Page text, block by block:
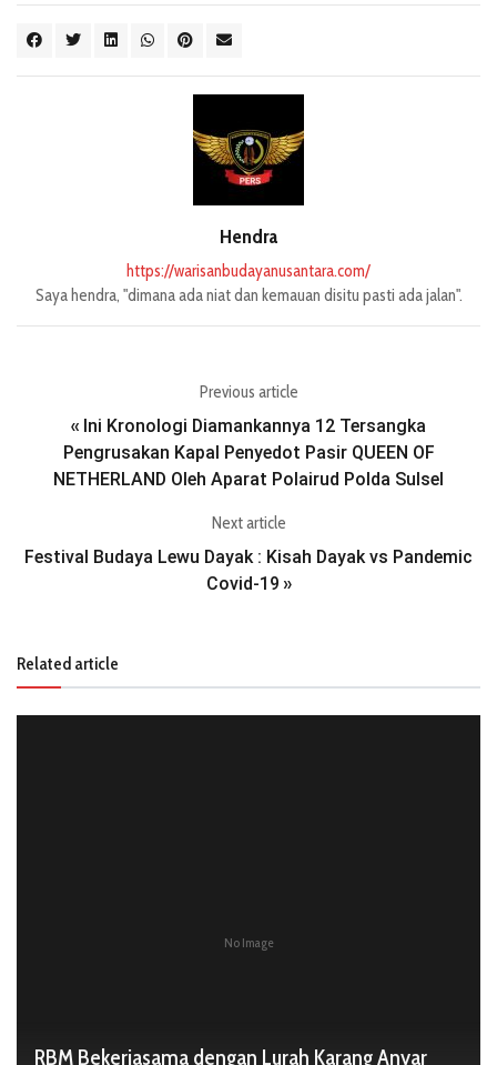
Hendra
https://warisanbudayanusantara.com/
Saya hendra, "dimana ada niat dan kemauan disitu pasti ada jalan".
Previous article
« Ini Kronologi Diamankannya 12 Tersangka
Pengrusakan Kapal Penyedot Pasir QUEEN OF
NETHERLAND Oleh Aparat Polairud Polda Sulsel
Next article
Festival Budaya Lewu Dayak : Kisah Dayak vs Pandemic
Covid-19 »
Related article
No Image
RBM Bekerjasama dengan Lurah Karang Anyar